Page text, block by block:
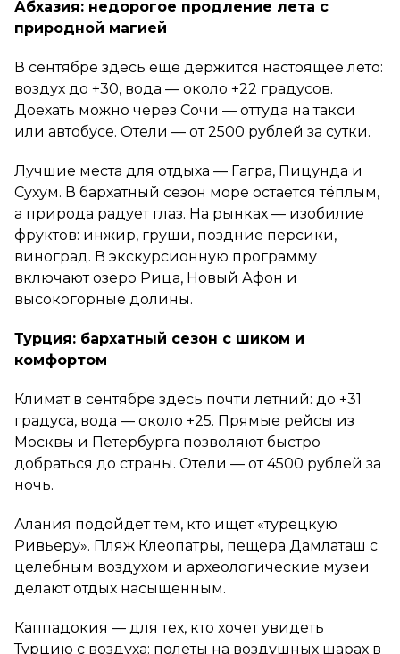
Абхазия: недорогое продление лета с
природной магией
В сентябре здесь еще держится настоящее лето:
воздух до +30, вода — около +22 градусов.
Доехать можно через Сочи — оттуда на такси
или автобусе. Отели — от 2500 рублей за сутки.
Лучшие места для отдыха — Гагра, Пицунда и
Сухум. В бархатный сезон море остается тёплым,
а природа радует глаз. На рынках — изобилие
фруктов: инжир, груши, поздние персики,
виноград. В экскурсионную программу
включают озеро Рица, Новый Афон и
высокогорные долины.
Турция: бархатный сезон с шиком и
комфортом
Климат в сентябре здесь почти летний: до +31
градуса, вода — около +25. Прямые рейсы из
Москвы и Петербурга позволяют быстро
добраться до страны. Отели — от 4500 рублей за
ночь.
Алания подойдет тем, кто ищет «турецкую
Ривьеру». Пляж Клеопатры, пещера Дамлаташ с
целебным воздухом и археологические музеи
делают отдых насыщенным.
Каппадокия — для тех, кто хочет увидеть
Турцию с воздуха: полеты на воздушных шарах в